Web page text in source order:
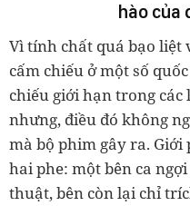
hào của
Vì tính chất quá bạo liệt
cấm chiếu ở một số
chiếu giới hạn trong các
nhưng, điều đó không
mà bộ phim gây ra.
hai phe: một bên ca
thuật, bên còn lại chỉ